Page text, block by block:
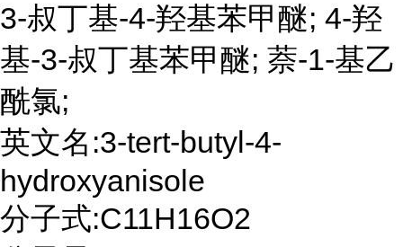
3-叔丁基-4-羟基苯甲醚; 4-羟
基-3-叔丁基苯甲醚; 萘-1-基乙
酰氯;
英文名:3-tert-butyl-4-
hydroxyanisole
分子式:C11H16O2